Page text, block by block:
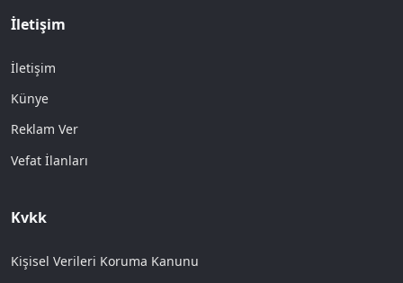
İletişim
İletişim
Künye
Reklam Ver
Vefat İlanları
Kvkk
Kişisel Verileri Koruma Kanunu